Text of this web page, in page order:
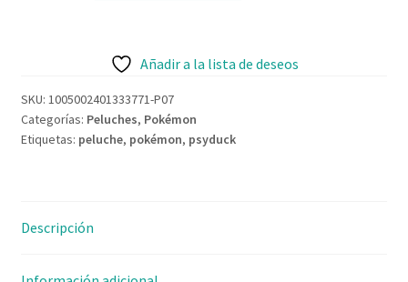
Añadir a la lista de deseos
SKU: 1005002401333771-P07
Categorías: Peluches, Pokémon
Etiquetas: peluche, pokémon, psyduck
Descripción